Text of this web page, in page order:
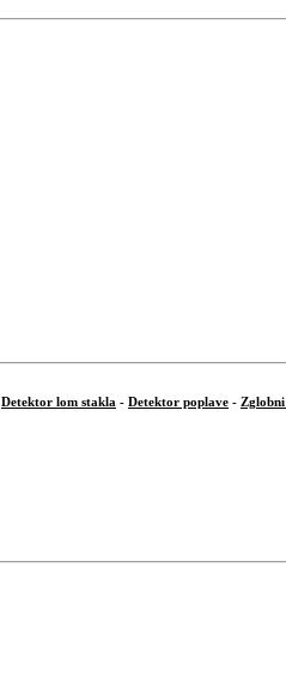
Detektor lom stakla - Detektor poplave - Zglobni